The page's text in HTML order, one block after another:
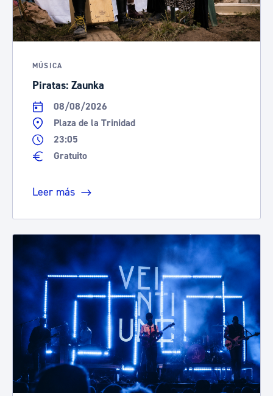
MÚSICA
Piratas: Zaunka
08/08/2026
Plaza de la Trinidad
23:05
Gratuito
Leer más